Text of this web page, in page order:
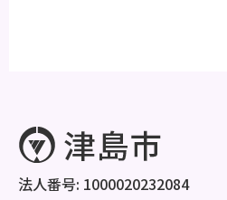
法人番号: 1000020232084